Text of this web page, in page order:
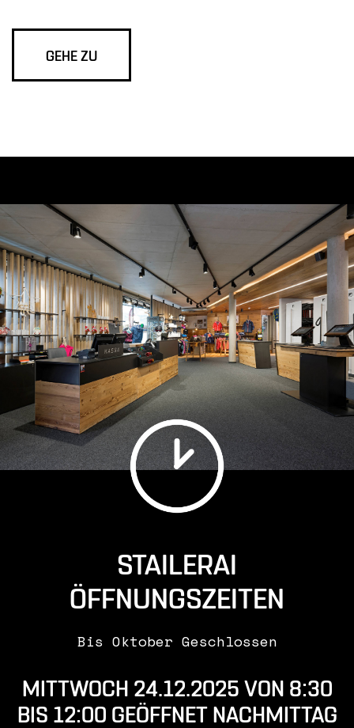
GEHE ZU
STAILERAI
ÖFFNUNGSZEITEN
Bis Oktober Geschlossen
MITTWOCH 24.12.2025 VON 8:30
BIS 12:00 GEÖFFNET NACHMITTAG